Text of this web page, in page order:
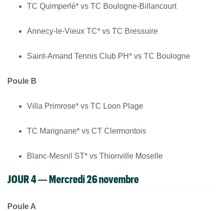
TC Quimperlé* vs TC Boulogne-Billancourt
Annecy-le-Vieux TC* vs TC Bressuire
Saint-Amand Tennis Club PH* vs TC Boulogne
Poule B
Villa Primrose* vs TC Loon Plage
TC Marignane* vs CT Clermontois
Blanc-Mesnil ST* vs Thionville Moselle
JOUR 4 — Mercredi 26 novembre
Poule A